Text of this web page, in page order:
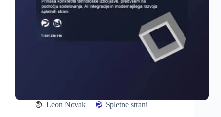
Leon Novak Spletne strani